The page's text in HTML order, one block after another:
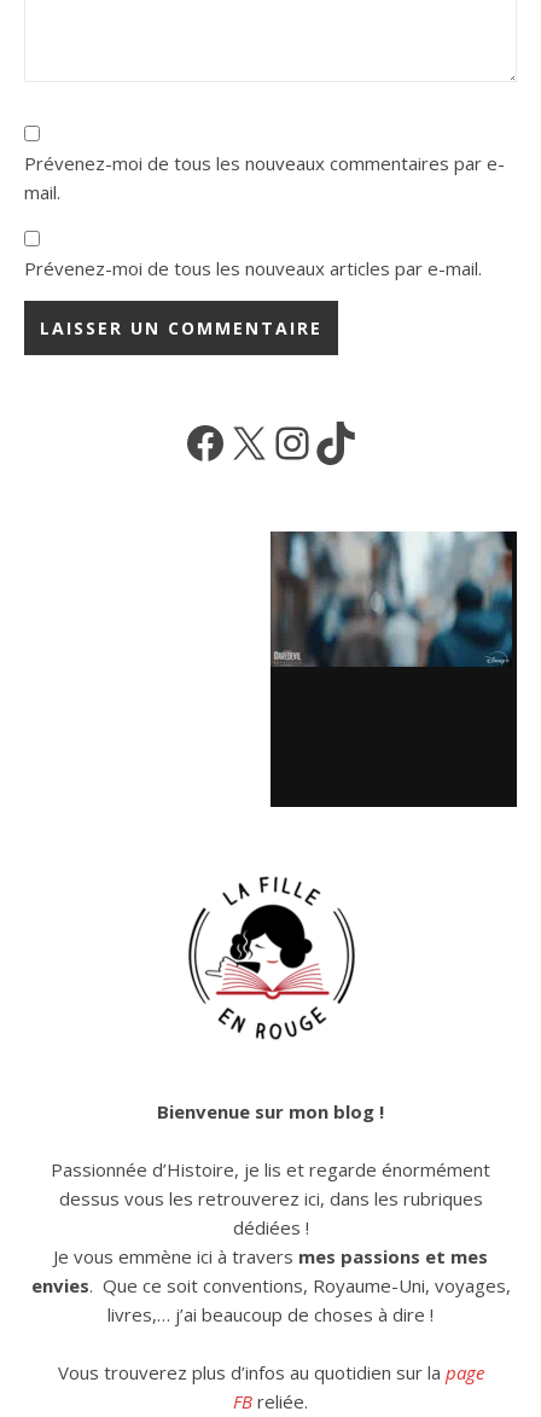
Prévenez-moi de tous les nouveaux commentaires par e-
mail.
Prévenez-moi de tous les nouveaux articles par e-mail.
Facebook
X Instagram
TikTok
Bienvenue sur mon blog !
Passionnée d’Histoire, je lis et regarde énormément
dessus vous les retrouverez ici, dans les rubriques
dédiées !
Je vous emmène ici à travers mes passions et mes
envies. Que ce soit conventions, Royaume-Uni, voyages,
livres,… j’ai beaucoup de choses à dire !
Vous trouverez plus d’infos au quotidien sur la page
FB reliée.